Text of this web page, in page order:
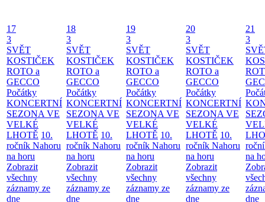
17
3
SVĚT
KOSTIČEK
ROTO a
GECCO
Počátky
KONCERTNÍ
SEZONA VE
VELKÉ
LHOTĚ 10.
ročník Nahoru
na horu
Zobrazit
všechny
záznamy ze
dne
18
3
SVĚT
KOSTIČEK
ROTO a
GECCO
Počátky
KONCERTNÍ
SEZONA VE
VELKÉ
LHOTĚ 10.
ročník Nahoru
na horu
Zobrazit
všechny
záznamy ze
dne
19
3
SVĚT
KOSTIČEK
ROTO a
GECCO
Počátky
KONCERTNÍ
SEZONA VE
VELKÉ
LHOTĚ 10.
ročník Nahoru
na horu
Zobrazit
všechny
záznamy ze
dne
20
3
SVĚT
KOSTIČEK
ROTO a
GECCO
Počátky
KONCERTNÍ
SEZONA VE
VELKÉ
LHOTĚ 10.
ročník Nahoru
na horu
Zobrazit
všechny
záznamy ze
dne
21
3
na
dne